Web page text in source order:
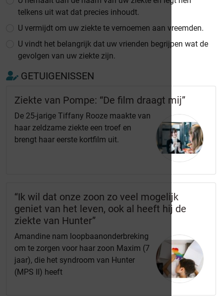
telkens uit wat dat precies inhoudt.
U vermijdt om uw ziekte te vernoemen aan vreemden.
U vindt het belangrijk dat uw vrienden begrijpen wat de
gevolgen van uw ziekte zijn.
GETUIGENISSEN
Ziekte van Pompe: “De film draagt mij”
De 25-jarige Tiffany Rooze maakte van
haar zeldzame ziekte een troef en
brengt haar eerste kortfilm uit.
“Ik wil dat onze zoon zo veel mogelijk
geniet van het leven, ook al heeft hij de
ziekte van Hunter”
Amandine nam loopbaanonderbreking
om te zorgen voor haar zoon Maxim (7
jaar), die het syndroom van Hunter
(MPS II) heeft